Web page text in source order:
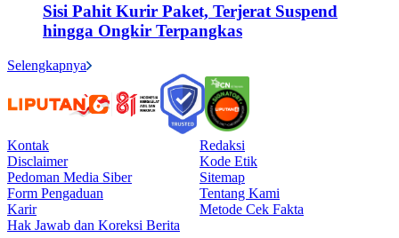
Sisi Pahit Kurir Paket, Terjerat Suspend
hingga Ongkir Terpangkas
Selengkapnya
Kontak
Redaksi
Disclaimer
Kode Etik
Pedoman Media Siber
Sitemap
Form Pengaduan
Tentang Kami
Karir
Metode Cek Fakta
Hak Jawab dan Koreksi Berita